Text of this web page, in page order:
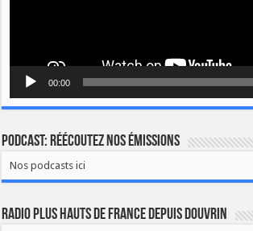
00:00
Podcast: Réécoutez nos émissions
Nos podcasts ici
Radio Plus Hauts de France depuis Douvrin